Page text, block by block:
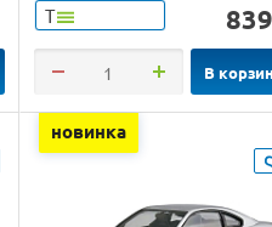
Т 839
В
новинка